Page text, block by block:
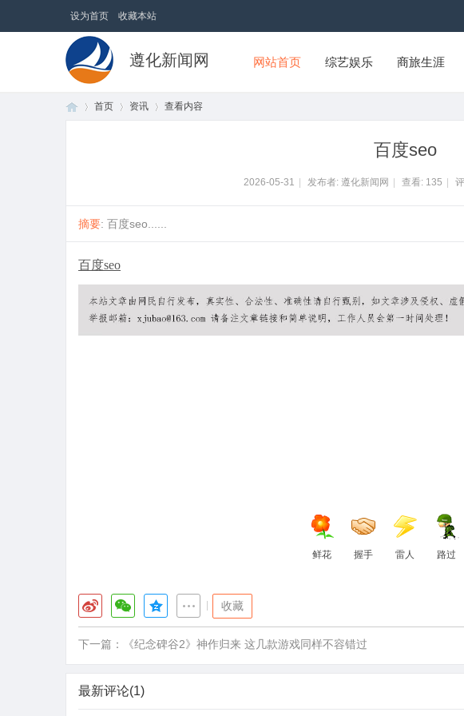
设为首页 收藏本站
遵化新闻网 网站首页 综艺娱乐 商旅生涯
首页 资讯 查看内容
百度seo
2026-05-31 发布者: 遵化新闻网 查看: 135
摘要: 百度seo......
百度seo
鲜花 握手 雷人 路过
收藏
下一篇： 《纪念碑谷2》神作归来 这几款游戏同样不容错过
最新评论(1)